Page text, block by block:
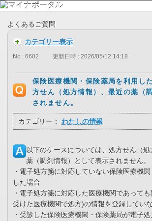
よくあるご質問
カテゴリー表示
No : 6602 更新日時 : 2026/05/12 14:18
保険医療機関・保険薬局を利用し
方せん（処方情報）、最近の薬（
されません。
カテゴリー： わたしの情報
以下のケースについては、処方せん（
薬（調剤情報）として表示されません。
・電子処方箋に対応していない保険医療機
した場合
・電子処方箋に対応した医療機関であって
受けた医療機関で処方)の情報を登録してい
・受診した保険医療機関・保険薬局が電子